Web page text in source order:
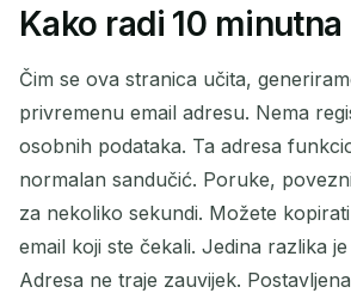
Vaša privremena
pošte:
Kopiraj
Kako radi 10
Čim se ova stranica učita,
privremenu email adresu. Nema
osobnih podataka. Ta adresa
normalan sandučić. Poruke,
za nekoliko sekundi. Možete
email koji ste čekali. Jedina razlika
Adresa ne traje zauvijek.